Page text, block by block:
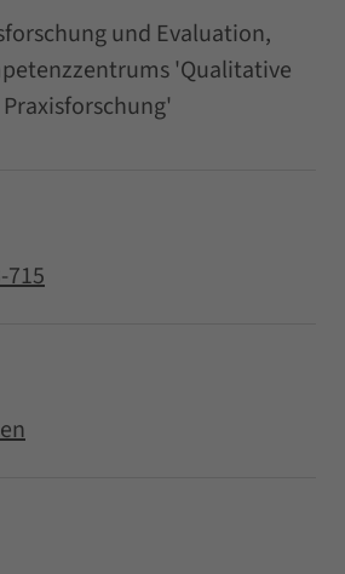
und Evaluation,
'Qualitative
715